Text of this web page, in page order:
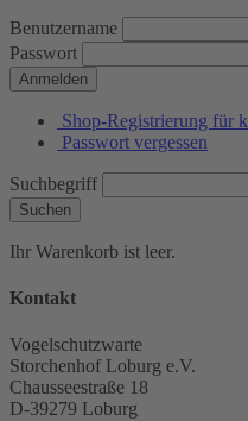
Benutzername
Passwort
Anmelden
Shop-Registrierung für
Passwort vergessen
Suchbegriff
Suchen
Ihr Warenkorb ist leer.
Kontakt
Vogelschutzwarte
Storchenhof Loburg e.V.
Chausseestraße 18
D-39279 Loburg